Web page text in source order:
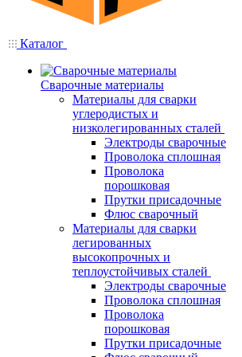
Каталог
Сварочные материалы
Материалы для сварки
углеродистых и
низколегированных сталей
Электроды сварочные
Проволока сплошная
Проволока
порошковая
Прутки присадочные
Флюс сварочный
Материалы для сварки
легированных
высокопрочных и
теплоустойчивых сталей
Электроды сварочные
Проволока сплошная
Проволока
порошковая
Прутки присадочные